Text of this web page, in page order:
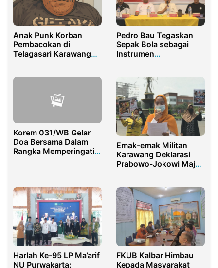
Anak Punk Korban
Pembacokan di
Telagasari Karawang
Pedro Bau Tegaskan
Sepak Bola sebagai
Instrumen
Bolango
Korem 031/WB Gelar
Doa Bersama Dalam
Rangka Memperingati
Emak-emak Militan
Karawang Deklarasi
Prabowo-Jokowi Maju
Harlah Ke-95 LP Ma’arif
NU Purwakarta:
FKUB Kalbar Himbau
Kepada Masyarakat